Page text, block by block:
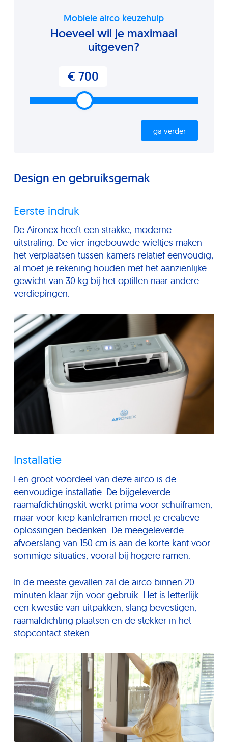
Mobiele airco keuzehulp
Hoeveel wil je maximaal
uitgeven?
€ 700
ga verder
Design en gebruiksgemak
Eerste indruk
De Aironex heeft een strakke, moderne
uitstraling. De vier ingebouwde wieltjes maken
het verplaatsen tussen kamers relatief eenvoudig,
al moet je rekening houden met het aanzienlijke
gewicht van 30 kg bij het optillen naar andere
verdiepingen.
Installatie
Een groot voordeel van deze airco is de
eenvoudige installatie. De bijgeleverde
raamafdichtingskit werkt prima voor schuiframen,
maar voor kiep-kantelramen moet je creatieve
oplossingen bedenken. De meegeleverde
afvoerslang van 150 cm is aan de korte kant voor
sommige situaties, vooral bij hogere ramen.
In de meeste gevallen zal de airco binnen 20
minuten klaar zijn voor gebruik. Het is letterlijk
een kwestie van uitpakken, slang bevestigen,
raamafdichting plaatsen en de stekker in het
stopcontact steken.